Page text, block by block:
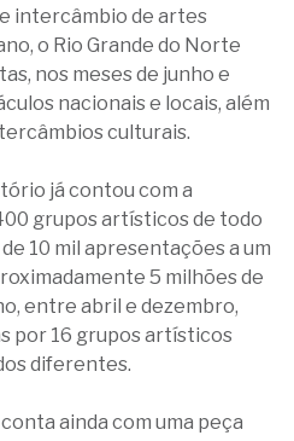
intercâmbio de artes
o Rio Grande do Norte
nos meses de junho e
nacionais e locais, além
culturais.
já contou com a
grupos artísticos de todo
10 mil apresentações a um
5 milhões de
entre abril e dezembro,
por 16 grupos artísticos
diferentes.
ainda com uma peça